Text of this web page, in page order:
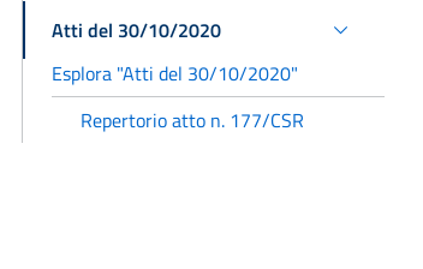
Atti del 30/10/2020
Esplora "Atti del 30/10/2020"
Repertorio atto n. 177/CSR